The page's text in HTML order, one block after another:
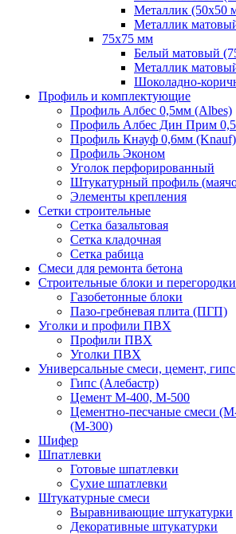
Металлик (50х50
Металлик
75х75 мм
Белый матовый
Металлик
Шоколадно-
Профиль и комплектующие
Профиль Албес 0,5мм (Albes)
Профиль Албес Дин Прим
Профиль Кнауф 0,6мм (Knauf)
Профиль Эконом
Уголок перфорированный
Штукатурный профиль
Элементы крепления
Сетки строительные
Сетка базальтовая
Сетка кладочная
Сетка рабица
Смеси для ремонта бетона
Строительные блоки и перегородки
Газобетонные блоки
Пазо-гребневая плита (ПГП)
Уголки и профили ПВХ
Профили ПВХ
Уголки ПВХ
Универсальные смеси, цемент, гипс
Гипс (Алебастр)
Цемент М-400, М-500
Цементно-песчаные смеси
(М-300)
Шифер
Шпатлевки
Готовые шпатлевки
Сухие шпатлевки
Штукатурные смеси
Выравнивающие штукатурки
Декоративные штукатурки